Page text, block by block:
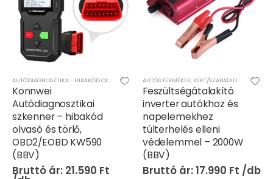
AUTÓS TERMÉKEK
AUTÓS TERMÉKEK,KERT/SZABADIDŐ MŰSZAKI
Feszültségátalakító
inverter autókhoz és
napelemekhez
túlterhelés elleni
védelemmel – 2000W
(BBV)
17.990Ft
AUTÓFELSZERELÉS ÉS KIEGÉSZÍTŐK, AUTÓS
Feszültségátalakító
inverter szivargyújtós
csatlakozóval és
túlterhelés elleni
védelemmel – napelem
rendszerekhez és autóba
– 1600W (BBV)